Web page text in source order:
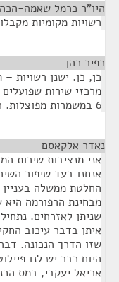
היו"ר כרמל שאמה-
רשויות מקומיות
כפיר כהן
כן, כן. ישנן רשויות
6 במשמרות מפוצלות. הדעת ניתנה פה, על העניין הזה.
נאדר אלקאסם
אני מנציבות שירות
אנחנו בעד שיפור
החלטת ממשלה
מבחינת הרפורמה היא
שניתן לאזרחים.
איתן בדבר עיכוב
שזו הדרך הנכונה.
היום כבר יש לנו